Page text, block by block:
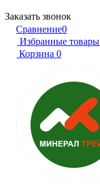
Заказать звонок
Сравнение0
Избранные товары
Корзина 0